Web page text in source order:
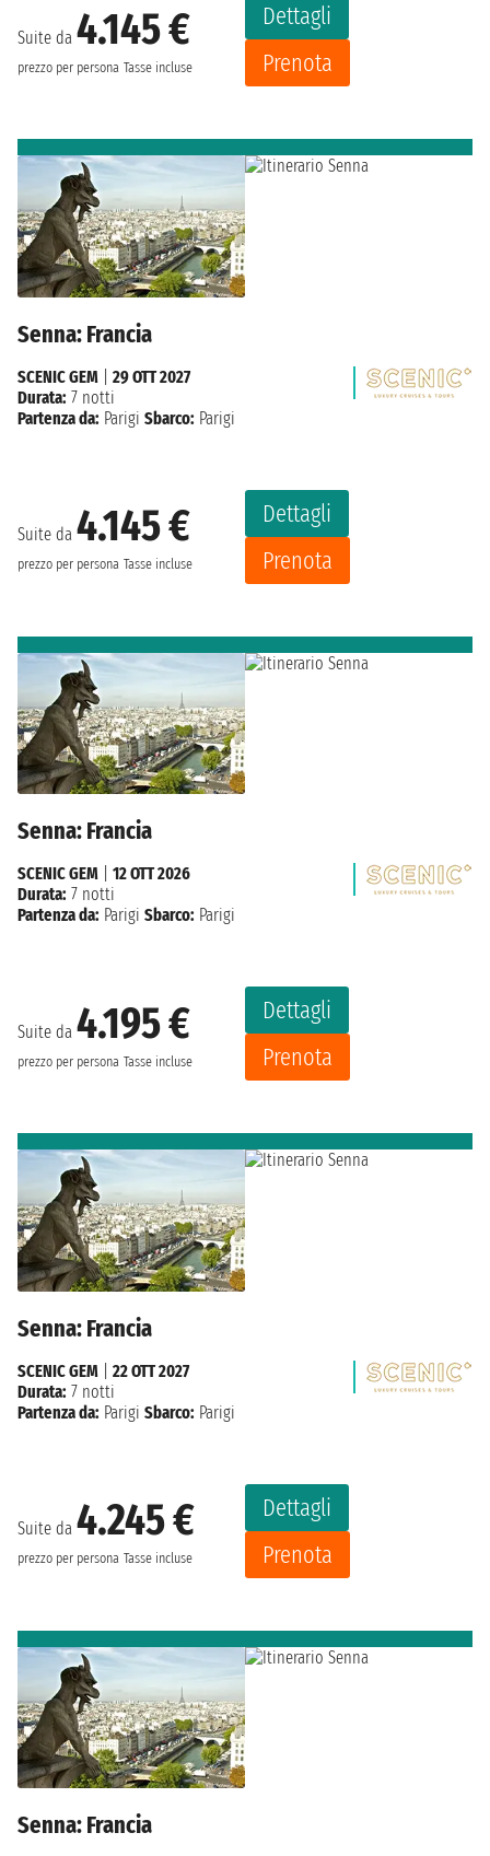
Suite da 4.145 €
prezzo per persona Tasse incluse
Dettagli
Prenota
Senna: Francia
Suite da 4.145 €
prezzo per persona Tasse incluse
Dettagli
Prenota
SCENIC GEM
29 OTT 2027
Durata: 7 notti
Partenza da: Parigi Sbarco: Parigi
Senna: Francia
Suite da 4.195 €
prezzo per persona Tasse incluse
Dettagli
Prenota
SCENIC GEM
12 OTT 2026
Durata: 7 notti
Partenza da: Parigi Sbarco: Parigi
Senna: Francia
Suite da 4.245 €
prezzo per persona Tasse incluse
Dettagli
Prenota
SCENIC GEM
22 OTT 2027
Durata: 7 notti
Partenza da: Parigi Sbarco: Parigi
Senna: Francia